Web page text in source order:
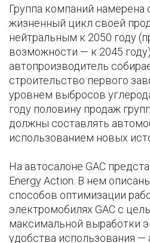
Группа компаний намерена
жизненный цикл своей
нейтральным к 2050 году
возможности — к 2045
автопроизводитель
строительство первого
уровнем выбросов
году половину продаж
должны составлять
использованием новых
На автосалоне GAC
Energy Action. В нем
способов оптимизации
электромобилях GAC с
максимальной выработки
удобства использования